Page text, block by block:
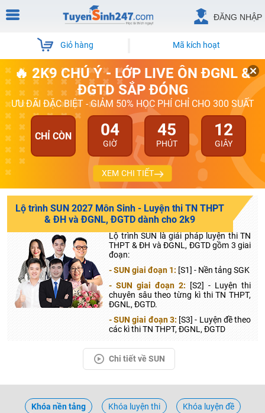
ĐĂNG NHẬP
Giỏ hàng Mã kích hoạt
🔥 2K9 CHÚ Ý - LỚP LIVE ÔN ĐGNL &
ĐGTD SẮP ĐÓNG
ƯU ĐÃI ĐẶC BIỆT - GIẢM 50% HỌC PHÍ CHỈ CHO 300 SUẤT
CHỈ CÒN 04
GIỜ
45
PHÚT
11
GIÂY
XEM CHI TIẾT
Lộ trình SUN 2027 Môn Sinh - Luyện thi TN THPT
& ĐH và ĐGNL, ĐGTD dành cho 2k9
Lộ trình SUN là giải pháp luyện thi TN
THPT & ĐH và ĐGNL, ĐGTD gồm 3 giai
đoạn:
- SUN giai đoạn 1: [S1] - Nền tảng SGK
- SUN giai đoạn 2: [S2] - Luyện thi
chuyên sâu theo từng kì thi TN THPT,
ĐGNL, ĐGTD.
- SUN giai đoạn 3: [S3] - Luyện đề theo
các kì thi TN THPT, ĐGNL, ĐGTD
Chi tiết về SUN
Khóa nền tảng Khóa luyện thi Khóa luyện đề